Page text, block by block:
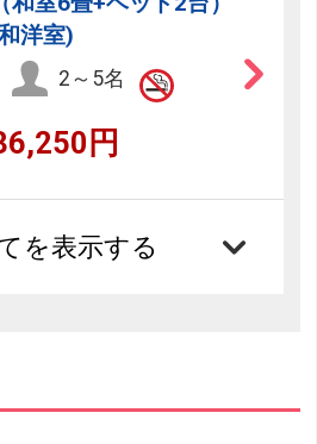
洋室)
2～5名
円
を表示する